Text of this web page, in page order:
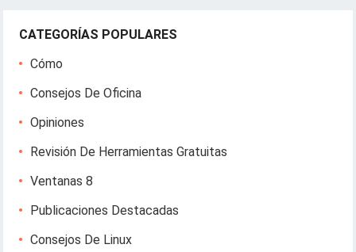
CATEGORÍAS POPULARES
Cómo
Consejos De Oficina
Opiniones
Revisión De Herramientas Gratuitas
Ventanas 8
Publicaciones Destacadas
Consejos De Linux